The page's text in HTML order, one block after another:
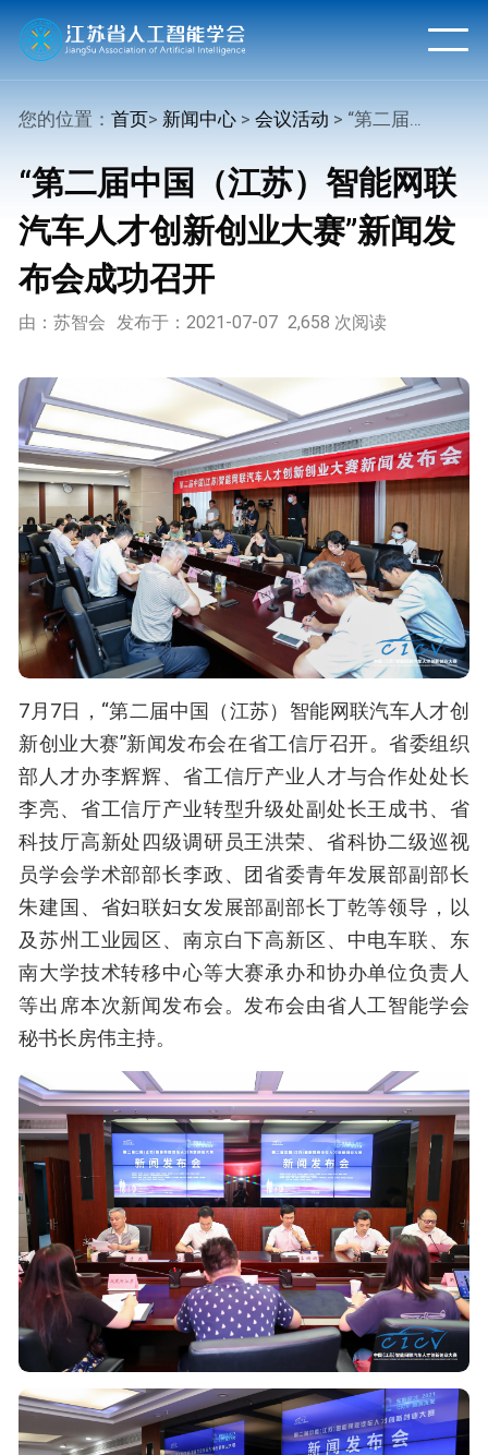
您的位置：首页> 新闻中心 >会议活动 > “第二届中国（江苏）智能网联汽车人才创新创业大赛”新闻发布会成功召开
“第二届中国（江苏）智能网联
汽车人才创新创业大赛”新闻发
布会成功召开
由：苏智会 发布于：2021-07-07 2,658 次阅读
7月7日，“第二届中国（江苏）智能网联汽车人才创
新创业大赛”新闻发布会在省工信厅召开。省委组织
部人才办李辉辉、省工信厅产业人才与合作处处长
李亮、省工信厅产业转型升级处副处长王成书、省
科技厅高新处四级调研员王洪荣、省科协二级巡视
员学会学术部部长李政、团省委青年发展部副部长
朱建国、省妇联妇女发展部副部长丁乾等领导，以
及苏州工业园区、南京白下高新区、中电车联、东
南大学技术转移中心等大赛承办和协办单位负责人
等出席本次新闻发布会。发布会由省人工智能学会
秘书长房伟主持。